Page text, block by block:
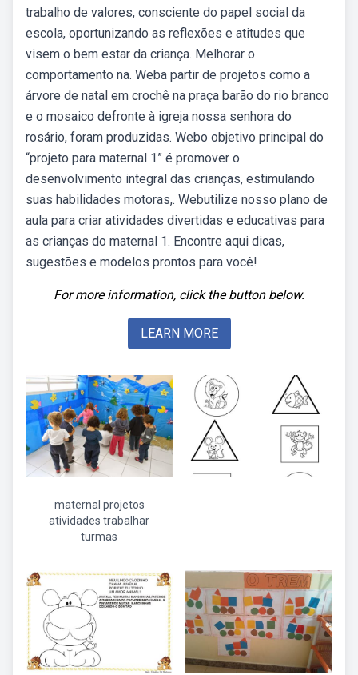
trabalho de valores, consciente do papel social da
escola, oportunizando as reflexões e atitudes que
visem o bem estar da criança. Melhorar o
comportamento na. Weba partir de projetos como a
árvore de natal em crochê na praça barão do rio branco
e o mosaico defronte à igreja nossa senhora do
rosário, foram produzidas. Webo objetivo principal do
“projeto para maternal 1” é promover o
desenvolvimento integral das crianças, estimulando
suas habilidades motoras,. Webutilize nosso plano de
aula para criar atividades divertidas e educativas para
as crianças do maternal 1. Encontre aqui dicas,
sugestões e modelos prontos para você!
For more information, click the button below.
LEARN MORE
maternal projetos
atividades trabalhar
turmas